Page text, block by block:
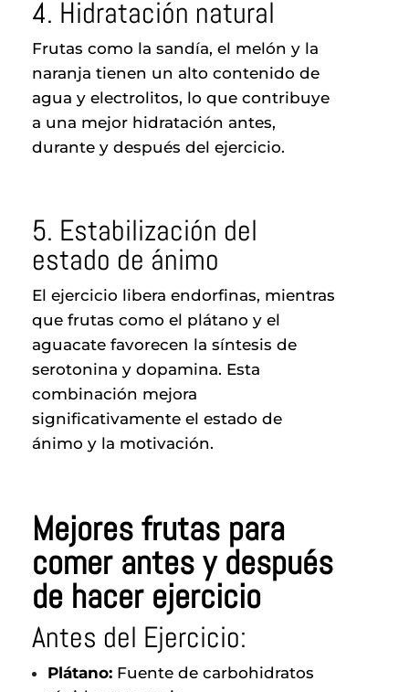
4. Hidratación natural
Frutas como la sandía, el melón y la
naranja tienen un alto contenido de
agua y electrolitos, lo que contribuye
a una mejor hidratación antes,
durante y después del ejercicio.
5. Estabilización del
estado de ánimo
El ejercicio libera endorfinas, mientras
que frutas como el plátano y el
aguacate favorecen la síntesis de
serotonina y dopamina. Esta
combinación mejora
significativamente el estado de
ánimo y la motivación.
Mejores frutas para
comer antes y después
de hacer ejercicio
Antes del Ejercicio:
Plátano: Fuente de carbohidratos